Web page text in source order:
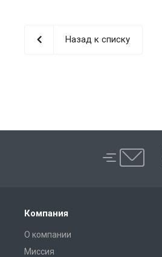
Назад к списку
Компания
О компании
Миссия